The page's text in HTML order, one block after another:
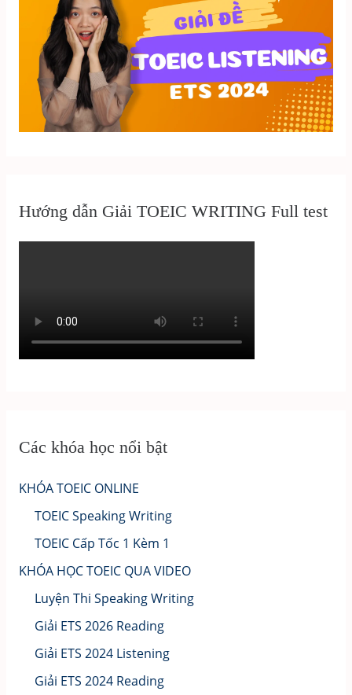
Hướng dẫn Giải TOEIC WRITING Full test
Các khóa học nổi bật
KHÓA TOEIC ONLINE
TOEIC Speaking Writing
TOEIC Cấp Tốc 1 Kèm 1
KHÓA HỌC TOEIC QUA VIDEO
Luyện Thi Speaking Writing
Giải ETS 2026 Reading
Giải ETS 2024 Listening
Giải ETS 2024 Reading